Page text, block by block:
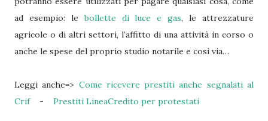
ad esempio: lebollette di luce e gas, le attrezzature
agricole o di altri settori, l’affitto di una attività in corso o
anche le spese del proprio studio notarile e così via…
Leggi anche=> Come ricevere prestiti anche segnalati al
Crif
- Prestiti LineaCredito per protestati